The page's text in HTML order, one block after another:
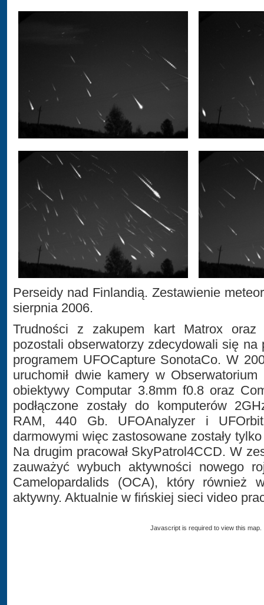
Perseidy nad Finlandią. Zestawienie
sierpnia 2006.
Trudności z zakupem kart Matrox oraz
pozostali obserwatorzy zdecydowali się na
programem UFOCapture SonotaCo. W
uruchomił dwie kamery w Obserwatorium
obiektywy Computar 3.8mm f0.8 oraz
podłączone zostały do komputerów
RAM, 440 Gb. UFOAnalyzer i
darmowymi więc zastosowane zostały
Na drugim pracował SkyPatrol4CCD. W
zauważyć wybuch aktywności nowego
Camelopardalids (OCA), który również
aktywny. Aktualnie w fińskiej sieci video
Javascript is required to view this map.